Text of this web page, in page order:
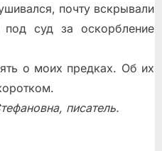
почту вскрывали
суд за оскорбление
о моих предках. Об их
писатель.